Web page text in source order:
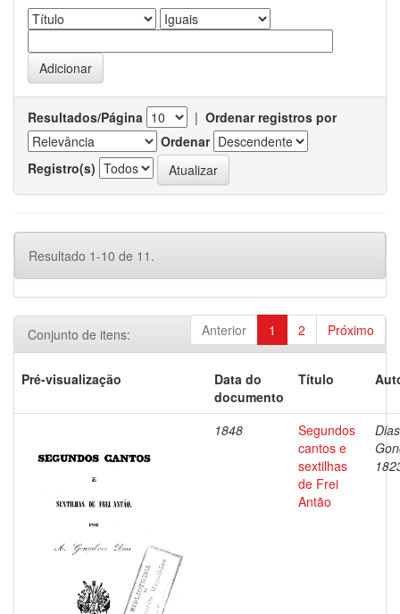
Resultados/Página | Ordenar registros por
Ordenar
Registro(s)
Resultado 1-10 de 11.
Anterior 1 2 Próximo
Conjunto de itens:
Pré-visualização
Data do
documento
Título
1848
Segundos
cantos e
sextilhas
de Frei
Antão